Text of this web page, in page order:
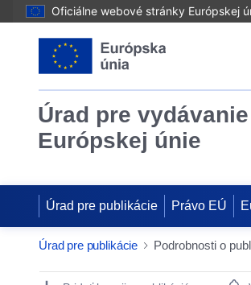
Oficiálne webové stránky Európskej
Úrad pre
Európskej únie
Úrad pre publikácie Právo EÚ
Úrad pre publikácie Podrobnosti o